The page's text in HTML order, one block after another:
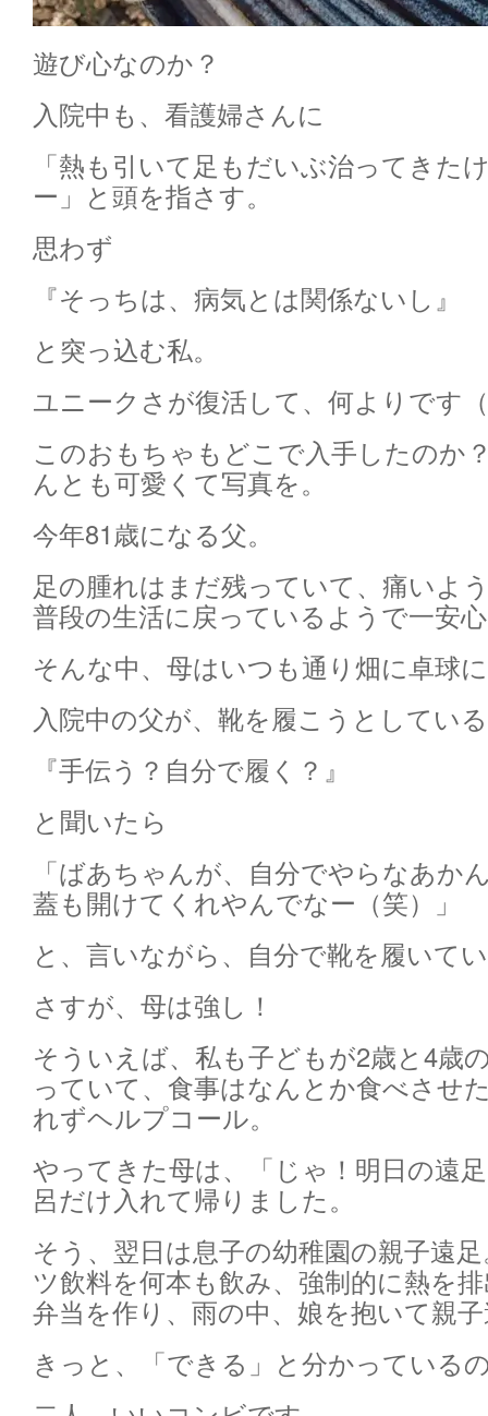
遊び心なのか？
入院中も、看護婦さんに
「熱も引いて足もだいぶ治ってきた
ー」と頭を指さす。
思わず
『そっちは、病気とは関係ないし』
と突っ込む私。
ユニークさが復活して、何よりです
このおもちゃもどこで入手したのか
んとも可愛くて写真を。
今年81歳になる父。
足の腫れはまだ残っていて、痛いよ
普段の生活に戻っているようで一安
そんな中、母はいつも通り畑に卓球
入院中の父が、靴を履こうとしてい
『手伝う？自分で履く？』
と聞いたら
「ばあちゃんが、自分でやらなあか
蓋も開けてくれやんでなー（笑）」
と、言いながら、自分で靴を履いて
さすが、母は強し！
そういえば、私も子どもが2歳と4歳
っていて、食事はなんとか食べさせ
れずヘルプコール。
やってきた母は、「じゃ！明日の遠
呂だけ入れて帰りました。
そう、翌日は息子の幼稚園の親子遠
ツ飲料を何本も飲み、強制的に熱を
弁当を作り、雨の中、娘を抱いて親
きっと、「できる」と分かっている